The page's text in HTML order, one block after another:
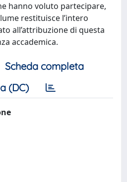
hanno voluto partecipare,
restituisce l’intero
all’attribuzione di questa
accademica.
Scheda completa
(DC)